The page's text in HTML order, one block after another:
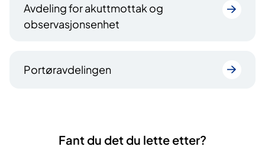
Avdeling for akuttmottak og
observasjonsenhet
Portøravdelingen
Fant du det du lette etter?